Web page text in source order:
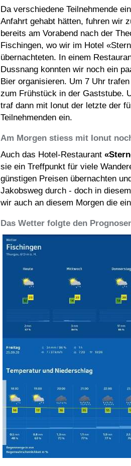
Da verschiedene Teilnehmende
Anfahrt gehabt hätten, fuhren wir
bereits am Vorabend nach der
Fischingen, wo wir im Hotel
übernachteten. In einem
Dussnang konnten wir noch ein
Bier organisieren. Um 7 Uhr
zum Frühstück in der Gaststube.
traf dann mit Ionut der letzte der
Teilnehmenden ein.
Am Morgen stiess mit Ionut
Auch das Hotel-Restaurant
sie ein Treffpunkt für viele
günstigen Preisen übernachten
Jakobsweg durch - doch in
wir auch an diesem Morgen die
Das Wetter folgte den